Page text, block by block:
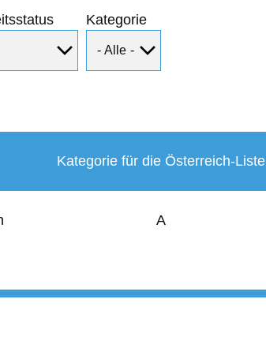
Kategorie
Kategorie für die Österreich-Liste
A